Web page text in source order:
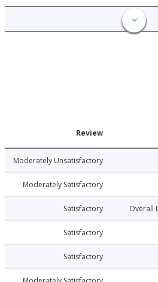
Moderately Unsatisfactory
06-10
Moderately Satisfactory
Satisfactory
Satisfactory
Satisfactory